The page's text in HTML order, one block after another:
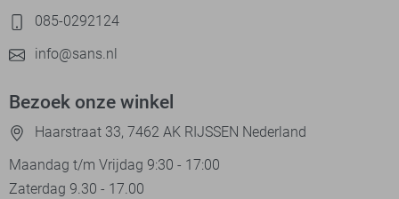
085-0292124
info@sans.nl
Bezoek onze winkel
Haarstraat 33, 7462 AK RIJSSEN Nederland
Maandag t/m Vrijdag 9:30 - 17:00
Zaterdag 9.30 - 17.00